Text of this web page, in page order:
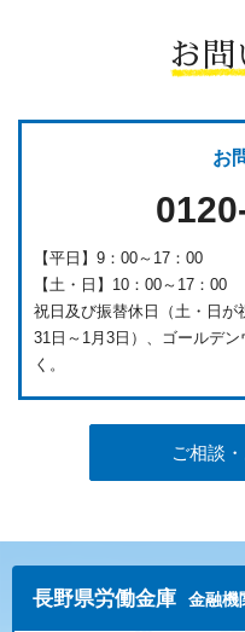
お問
お
【平日】9：00～17：00
【土・日】10：00～17：00
祝日及び振替休日（土・日が
31日～1月3日）、ゴールデ
く。
ご相談
長野県労働金庫 金融機